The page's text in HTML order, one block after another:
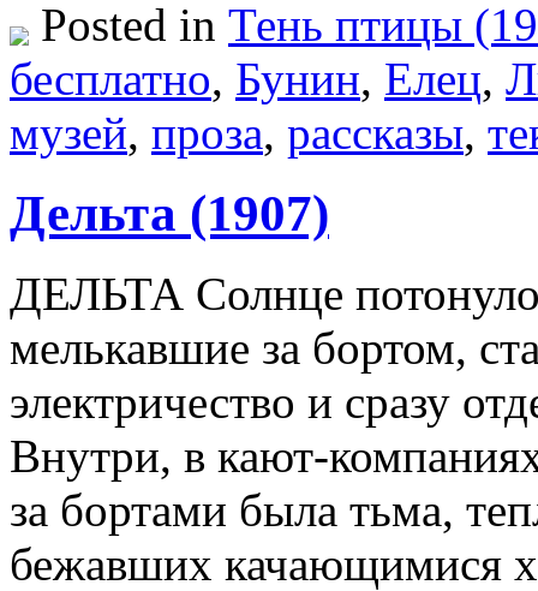
Posted in Тень птицы
бесплатно, Бунин, Елец,
музей, проза, рассказы,
Дельта (1907)
ДЕЛЬТА Солнце
мелькавшие за бортом,
электричество и сразу
Внутри, в кают-
за бортами была тьма,
бежавших качающимися